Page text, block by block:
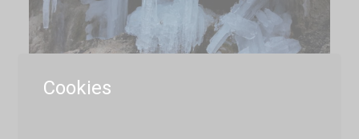
Cookies